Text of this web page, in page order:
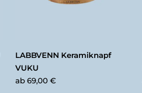
LABBVENN Keramiknapf
VUKU
ab 69,00 €